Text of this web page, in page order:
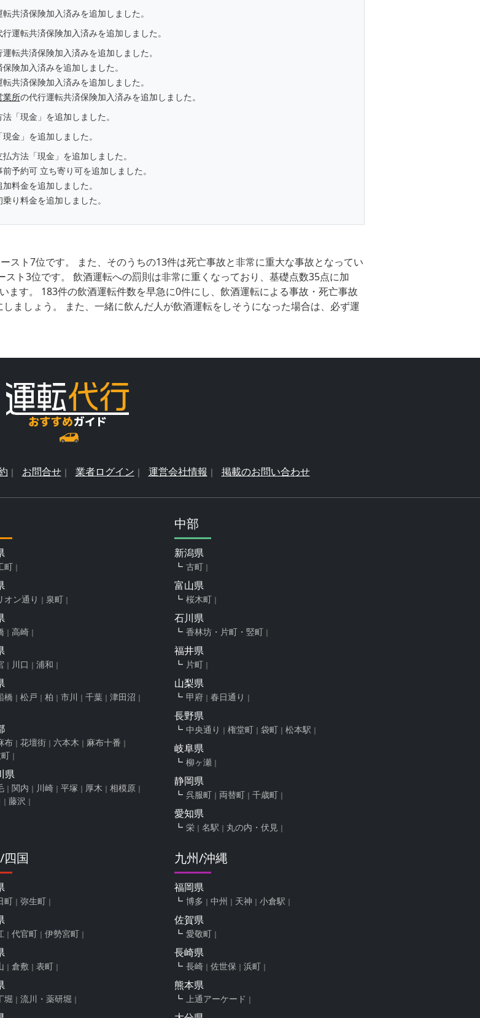
共済保険加入済みを追加しました。
行運転共済保険加入済みを追加しました。
転共済保険加入済みを追加しました。
険加入済みを追加しました。
共済保険加入済みを追加しました。
業所の代行運転共済保険加入済みを追加しました。
「現金」を追加しました。
金」を追加しました。
払方法「現金」を追加しました。
前予約可 立ち寄り可を追加しました。
料金を追加しました。
り料金を追加しました。
スト7位です。 また、そのうちの13件は死亡事故と非常に重大な事故となってい
ト3位です。 飲酒運転への罰則は非常に重くなっており、基礎点数35点に加
ます。 183件の飲酒運転件数を早急に0件にし、飲酒運転による事故・死亡事故
ましょう。 また、一緒に飲んだ人が飲酒運転をしそうになった場合は、必ず運
お問合せ 業者ログイン 運営会社情報 掲載のお問い合わせ
町
オン通り 泉町
高崎
川口 浦和
橋 松戸 柏 市川 千葉
津田沼
布 花壇街 六本木
麻布十番
県
関内 川崎 平塚 厚木
相模原
藤沢
中部
新潟県
古町
富山県
桜木町
石川県
香林坊・片町・竪町
福井県
片町
山梨県
甲府 春日通り
長野県
中央通り 権堂町 袋町 松本駅
岐阜県
柳ヶ瀬
静岡県
呉服町 両替町 千歳町
愛知県
栄 名駅 丸の内・伏見
四国
町 弥生町
代官町 伊勢宮町
倉敷 表町
堀 流川・薬研堀
九州/沖縄
福岡県
博多 中州 天神 小倉駅
佐賀県
愛敬町
長崎県
長崎 佐世保 浜町
熊本県
上通アーケード